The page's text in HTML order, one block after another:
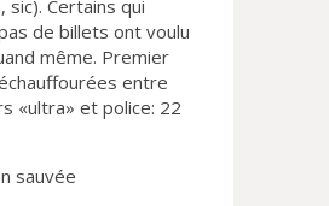
sic). Certains qui
de billets ont voulu
même. Premier
entre
«ultra» et police: 22
sauvée